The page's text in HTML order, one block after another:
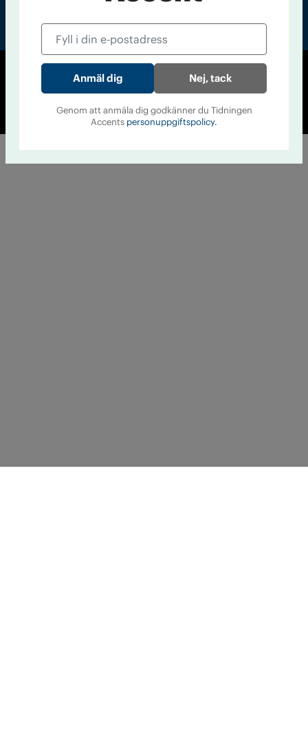
© Tidningen Accent 2026Nej, tack
Genom att anmäla dig godkänner du Tidningen
Accents personuppgiftspolicy.